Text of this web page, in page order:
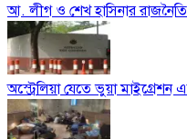
আ. লীগ ও শেখ হাসিনার রাজনৈতিক
অস্ট্রেলিয়া যেতে ভুয়া মাইগ্রেশন